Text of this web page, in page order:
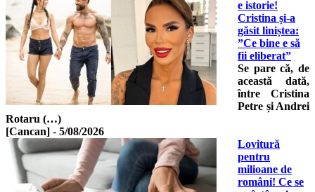
e istorie!
Cristina și-a
găsit liniștea:
”Ce bine e să
fii eliberat”
Se pare că, de
această dată,
între Cristina
Petre și Andrei
Rotaru (…)
[Cancan] - 5/08/2026
Lovitură
pentru
milioane de
români! Ce se